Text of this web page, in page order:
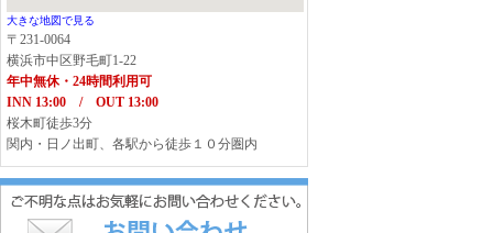
大きな地図で見る
〒231-0064
横浜市中区野毛町1-22
年中無休・24時間利用可
INN 13:00 / OUT 13:00
桜木町徒歩3分
関内・日ノ出町、各駅から徒歩１０分圏内